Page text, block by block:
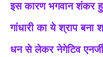
इस कारण भगवान शंकर
गांधारी का ये श्राप
धन से लेकर नेगेटिव